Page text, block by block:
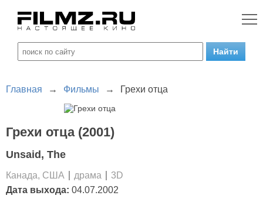
Главная → Фильмы → Грехи отца
Грехи отца (2001)
Unsaid, The
Канада, США драма
3D
Дата выхода: 04.07.2002